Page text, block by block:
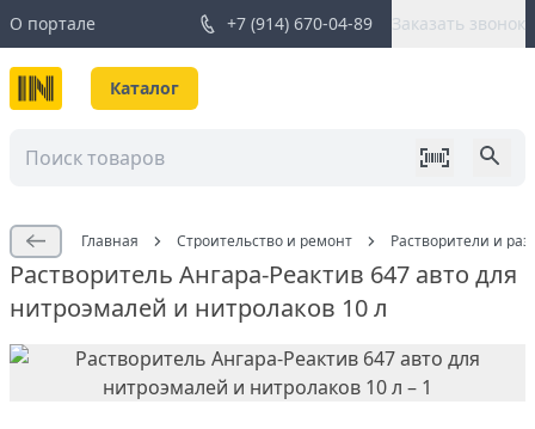
О портале +7 (914) 670-04-89 Заказать звонок
Каталог
Главная Строительство и ремонт Растворители и
Растворитель Ангара-Реактив 647 авто для
нитроэмалей и нитролаков 10 л